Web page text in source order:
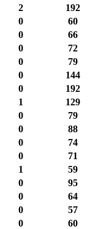
2
192
0
60
0
66
0
72
0
79
0
144
0
192
1
129
0
79
0
88
0
74
0
71
1
59
0
95
0
64
0
57
0
60